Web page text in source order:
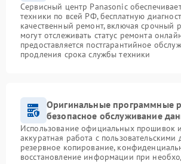
Сервисный центр Panasonic
техники по всей РФ, бесплатную
качественный ремонт, включая срочный
могут отслеживать статус ремонта
предоставляется постгарантийное
продления срока службы техники
Оригинальные программные
безопасное обслуживание
Использование официальных прошивок
аккуратная работа с
резервное копирование,
восстановление информации при